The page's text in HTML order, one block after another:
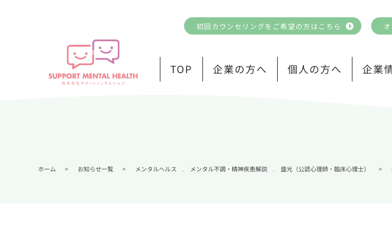
初回カウンセリングをご希望の方はこちら
TOP 企業の方へ 個人の方へ 企業
ホーム > お知らせ一覧 > メンタルヘルス , メンタル不調・精神疾患解説 , 盛光（公認心理師・臨床心理士） >